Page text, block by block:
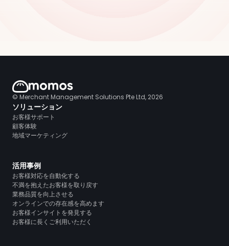
© Merchant Management Solutions Pte Ltd, 2026
ソリューション
お客様サポート
顧客体験
地域マーケティング
活用事例
お客様対応を自動化する
不満を抱えたお客様を取り戻す
業務品質を向上させる
オンラインでの存在感を高めます
お客様インサイトを発見する
お客様に長くご利用いただく